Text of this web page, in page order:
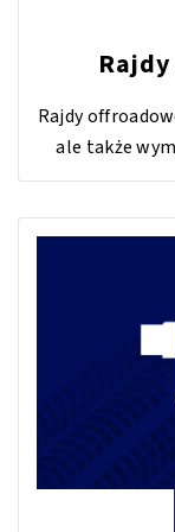
Rajdy
ale także
starannego
przedstawimy